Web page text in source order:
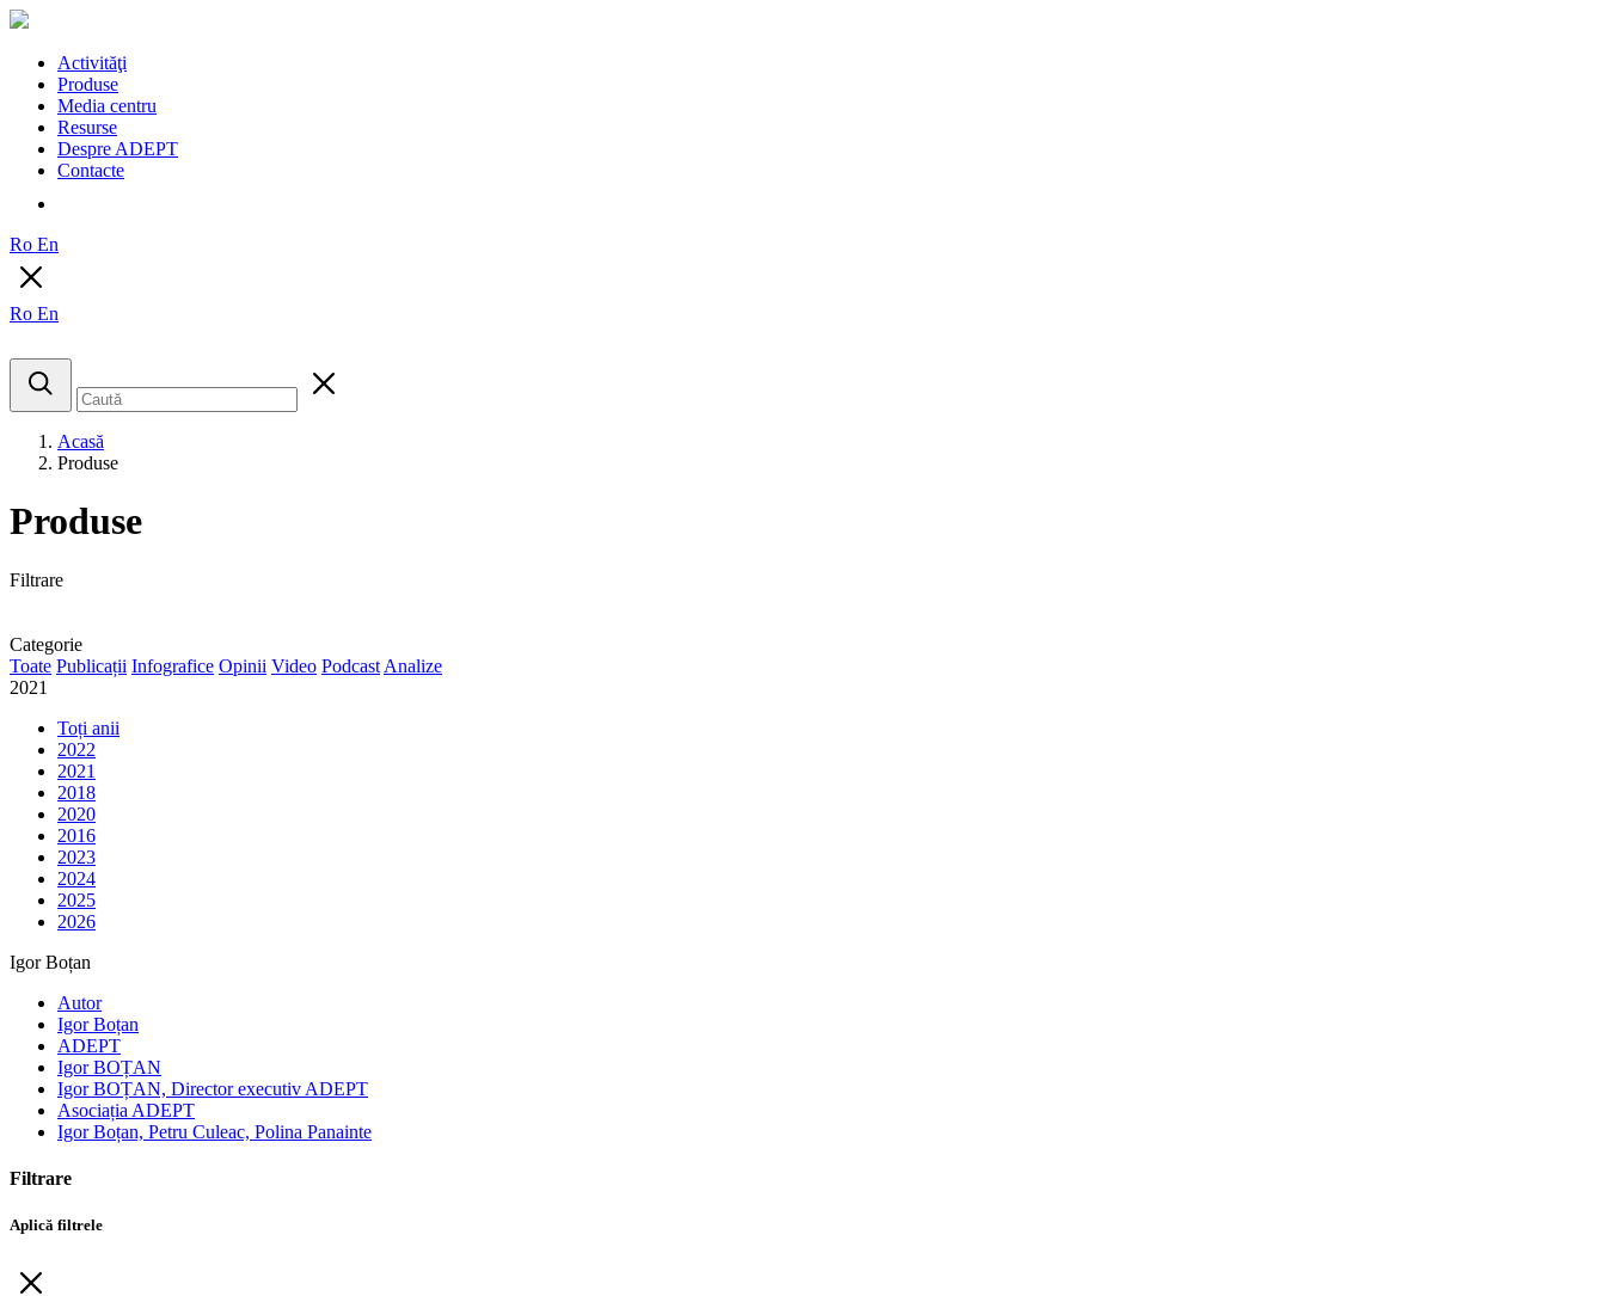
Activităţi
Produse
Media centru
Resurse
Despre ADEPT
Contacte
Ro En
Ro En
Acasă
Produse
Produse
Filtrare
Categorie
Toate Publicații Infografice Opinii Video Podcast Analize
2021
Toți anii
2022
2021
2018
2020
2016
2023
2024
2025
2026
Igor Boțan
Autor
Igor Boțan
ADEPT
Igor BOȚAN
Igor BOȚAN, Director executiv ADEPT
Asociația ADEPT
Igor Boțan, Petru Culeac, Polina Panainte
Filtrare
Aplică filtrele